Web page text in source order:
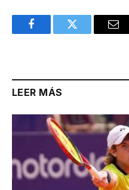
FacebookTwitter
LEER MÁS